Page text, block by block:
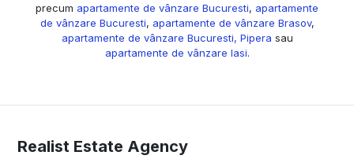
precum apartamente de vânzare Bucuresti, apartamente
de vânzare Bucuresti, apartamente de vânzare Brasov,
apartamente de vânzare Bucuresti, Pipera sau
apartamente de vânzare Iasi.
Realist Estate Agency